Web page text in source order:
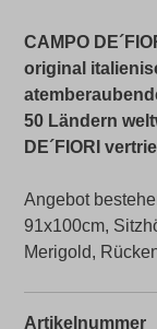
CAMPO
original
50 Ländern
DE´FIORI
Angebot
91x100cm,
Merigold,
Artikelnummer